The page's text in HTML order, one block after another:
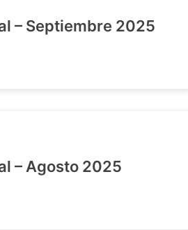
– Septiembre 2025
– Agosto 2025